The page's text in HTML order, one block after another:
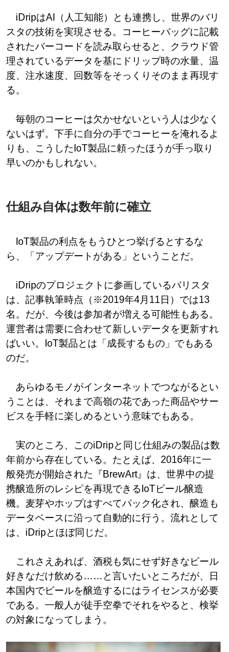
iDripはAI（人工知能）とも連携し、世界のバリ
スタの技術を実現させる。コーヒーバッグに記載
されたバーコードを読み取らせると、クラウド管
理されているデータを基にドリップ時の水量、温
度、注水速度、回数等をそっくりそのまま再現す
る。
毎朝のコーヒーは欠かせないという人は少なく
ないはず。下手に自分の手でコーヒーを淹れるよ
りも、こうしたIoT製品に頼ったほうが手っ取り
早いのかもしれない。
仕組み自体は数年前に確立
IoT製品の利点をもうひとつ挙げるとするな
ら、「アップデートがある」ということだ。
iDripのプロジェクトに参画しているバリスタ
は、記事執筆時点（※2019年4月11日）では13
名。だが、今後は参加者が増える可能性もある。
運営者は需要に合わせて新しいデータを更新すれ
ばいい。IoT製品とは「成長するもの」でもある
のだ。
あらゆるモノがインターネットでつながるとい
うことは、それまで高嶺の花であった商品やサー
ビスを手軽に楽しめるという意味でもある。
実のところ、このiDripと同じ仕組みの製品は数
年前から存在している。たとえば、2016年に一
般発売が開始された『BrewArt』は、世界中の提
携醸造所のレシピを再現できるIoTビール醸造
機。麦芽やホップはすべてパック化され、醸造も
データベースに沿って自動的に行う。流れとして
は、iDripとほぼ同じだ。
これさえあれば、酒税も気にせず好きなビール
好きなだけ飲める……と言いたいところだが、日
本国内でビールを醸造するにはライセンスが必要
である。一般人が徒手空拳でそれをやると、検挙
の対象になってしまう。